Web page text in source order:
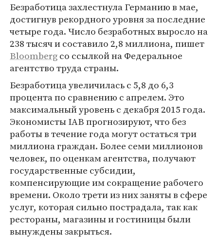
Безработица захлестнула Германию в мае,
достигнув рекордного уровня за последние
четыре года. Число безработных выросло на
238 тысяч и составило 2,8 миллиона, пишет
Bloombergсо ссылкой на Федеральное
агентство труда страны.
Безработица увеличилась с 5,8 до 6,3
процента по сравнению с апрелем. Это
максимальный уровень с декабря 2015 года.
Экономисты IAB прогнозируют, что без
работы в течение года могут остаться три
миллиона граждан. Более семи миллионов
человек, по оценкам агентства, получают
государственные субсидии,
компенсирующие им сокращение рабочего
времени. Около трети из них заняты в сфере
услуг, которая сильно пострадала, так как
рестораны, магазины и гостиницы были
вынуждены закрыться.